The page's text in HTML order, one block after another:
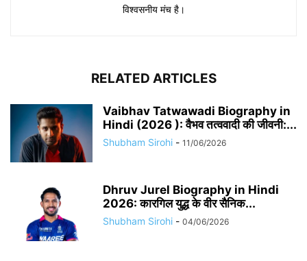
विश्वसनीय मंच है।
RELATED ARTICLES
Vaibhav Tatwawadi Biography in
Hindi (2026 ): वैभव तत्ववादी की जीवनी:...
Shubham Sirohi - 11/06/2026
Dhruv Jurel Biography in Hindi
2026: कारगिल युद्ध के वीर सैनिक...
Shubham Sirohi - 04/06/2026